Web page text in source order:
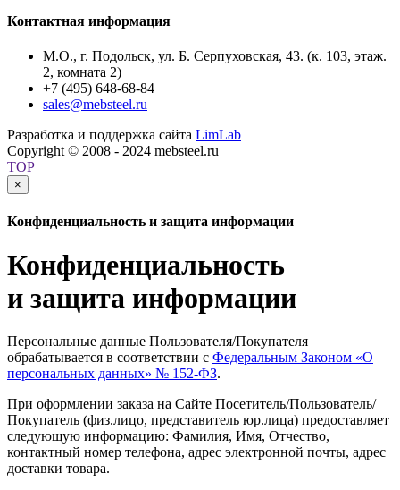
Контактная информация
М.О., г. Подольск, ул. Б. Серпуховская, 43. (к. 103, этаж.
2, комната 2)
+7 (495) 648-68-84
sales@mebsteel.ru
Разработка и поддержка сайта LimLab
Copyright © 2008 - 2024 mebsteel.ru
TOP
×
Конфиденциальность и защита информации
Конфиденциальность
и защита информации
Персональные данные Пользователя/Покупателя
обрабатывается в соответствии с Федеральным Законом «О
персональных данных» № 152-ФЗ.
При оформлении заказа на Сайте Посетитель/Пользователь/
Покупатель (физ.лицо, представитель юр.лица) предоставляет
следующую информацию: Фамилия, Имя, Отчество,
контактный номер телефона, адрес электронной почты, адрес
доставки товара.